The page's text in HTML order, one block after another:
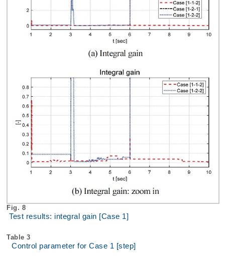
Fig. 8
Test results: integral gain [Case 1]
Table 3
Control parameter for Case 1 [step]